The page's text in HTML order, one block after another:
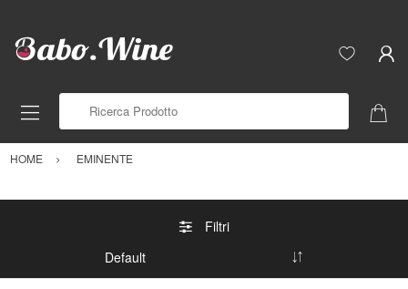
HOME EMINENTE
Filtri